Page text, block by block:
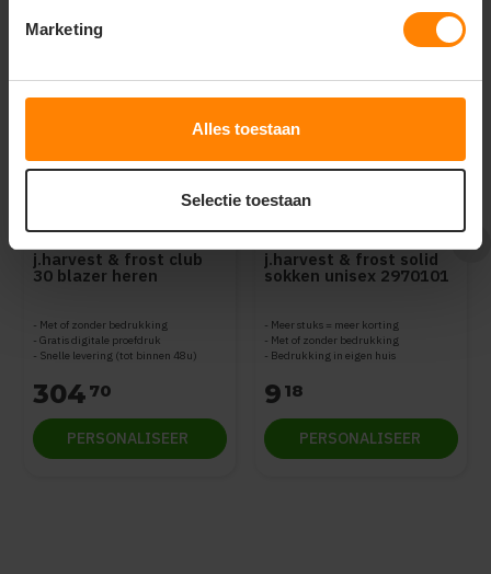
Marketing
Alles toestaan
Selectie toestaan
J. Harvest - Frost
j.harvest & frost club
30 blazer heren
Met of zonder bedrukking
Gratis digitale proefdruk
Snelle levering (tot binnen 48u)
304 70
PERSONALISEER
J. Harvest - Frost
j.harvest & frost solid
sokken unisex 2970101
Meer stuks = meer korting
Met of zonder bedrukking
Bedrukking in eigen huis
9 18
PERSONALISEER